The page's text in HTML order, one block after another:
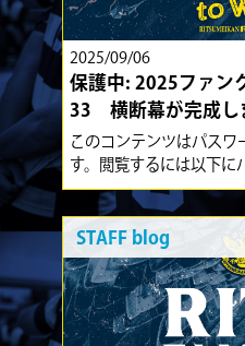
2025/09/06
保護中: 2025ファン
33 横断幕が完成し
このコンテンツはパスワ
す。閲覧するには以下に
STAFF blog